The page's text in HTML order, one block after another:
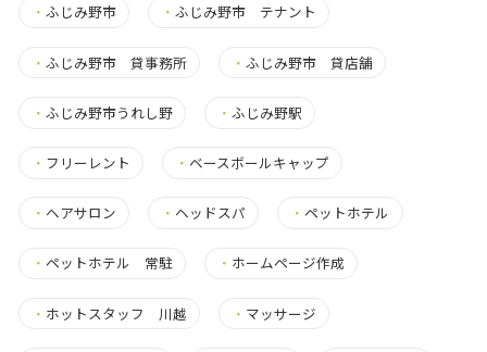
・ ふじみ野市 ・ふじみ野市 テナント
・ ふじみ野市 貸事務所 ・ふじみ野市 貸店舗
・ ふじみ野市うれし野 ・ふじみ野駅
・ フリーレント ・ ベースボールキャップ
・ ヘアサロン ・ ヘッドスパ ・ペットホテル
・ ペットホテル 常駐 ・ ホームページ作成
・ ホットスタッフ 川越 ・ マッサージ